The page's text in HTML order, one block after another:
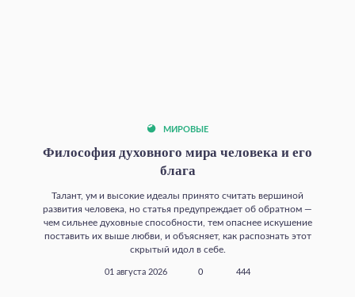
МИРОВЫЕ
Философия духовного мира человека и его
блага
Талант, ум и высокие идеалы принято считать вершиной
развития человека, но статья предупреждает об обратном —
чем сильнее духовные способности, тем опаснее искушение
поставить их выше любви, и объясняет, как распознать этот
скрытый идол в себе.
01 августа 2026 0 444